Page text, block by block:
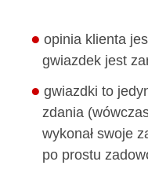
opinia klienta
gwiazdek jest
gwiazdki to
zdania
wykonał swoje
po prostu